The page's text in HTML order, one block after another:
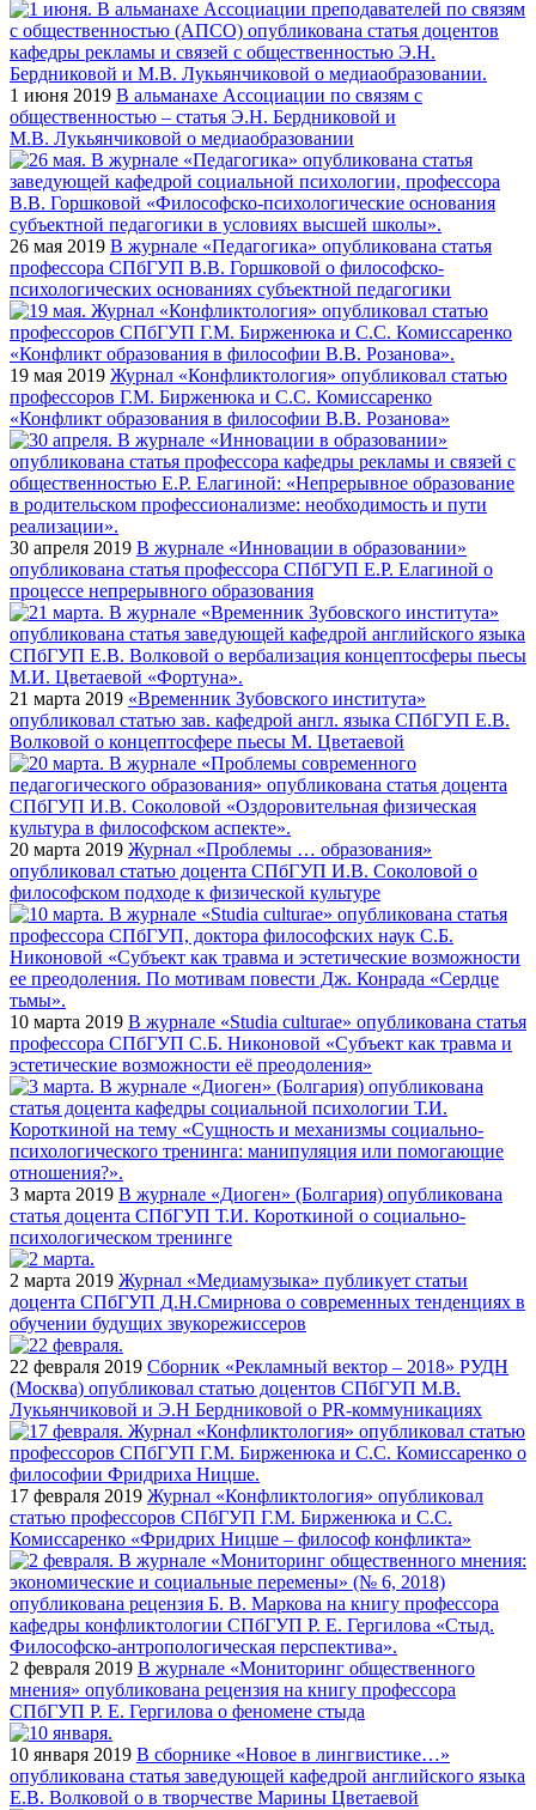
1 июня 2019 В альманахе Ассоциации по связям с
общественностью – статья Э.Н. Бердниковой и
М.В. Лукьянчиковой о медиаобразовании
26 мая 2019 В журнале «Педагогика» опубликована статья
профессора СПбГУП В.В. Горшковой о философско-
психологических основаниях субъектной педагогики
19 мая 2019 Журнал «Конфликтология» опубликовал статью
профессоров Г.М. Бирженюка и С.С. Комиссаренко
«Конфликт образования в философии В.В. Розанова»
30 апреля 2019 В журнале «Инновации в образовании»
опубликована статья профессора СПбГУП Е.Р. Елагиной о
процессе непрерывного образования
21 марта 2019 «Временник Зубовского института»
опубликовал статью зав. кафедрой англ. языка СПбГУП Е.В.
Волковой о концептосфере пьесы М. Цветаевой
20 марта 2019 Журнал «Проблемы … образования»
опубликовал статью доцента СПбГУП И.В. Соколовой о
философском подходе к физической культуре
10 марта 2019 В журнале «Studia culturae» опубликована статья
профессора СПбГУП С.Б. Никоновой «Субъект как травма и
эстетические возможности её преодоления»
3 марта 2019 В журнале «Диоген» (Болгария) опубликована
статья доцента СПбГУП Т.И. Короткиной о социально-
психологическом тренинге
2 марта 2019 Журнал «Медиамузыка» публикует статьи
доцента СПбГУП Д.Н.Смирнова о современных тенденциях в
обучении будущих звукорежиссеров
22 февраля 2019 Сборник «Рекламный вектор – 2018» РУДН
(Москва) опубликовал статью доцентов СПбГУП М.В.
Лукьянчиковой и Э.Н Бердниковой о PR-коммуникациях
17 февраля 2019 Журнал «Конфликтология» опубликовал
статью профессоров СПбГУП Г.М. Бирженюка и С.С.
Комиссаренко «Фридрих Ницше – философ конфликта»
2 февраля 2019 В журнале «Мониторинг общественного
мнения» опубликована рецензия на книгу профессора
СПбГУП Р. Е. Гергилова о феномене стыда
10 января 2019 В сборнике «Новое в лингвистике…»
опубликована статья заведующей кафедрой английского языка
Е.В. Волковой о в творчестве Марины Цветаевой